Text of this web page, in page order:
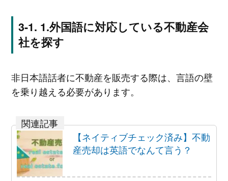
1.外国語に対応している不動産会
社を探す
非日本語話者に不動産を販売する際は、言語の壁
を乗り越える必要があります。
【ネイティブチェック済み】不動
産売却は英語でなんて言う？